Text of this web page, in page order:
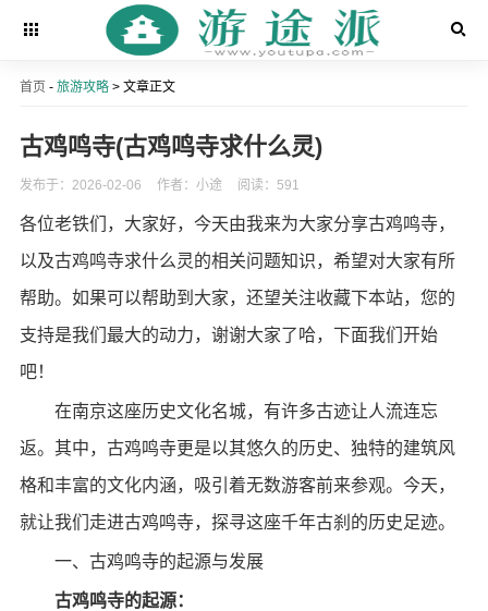
首页 - 旅游攻略> 文章正文
古鸡鸣寺(古鸡鸣寺求什么灵)
发布于：2026-02-06 作者：小途 阅读：591
各位老铁们，大家好，今天由我来为大家分享古鸡鸣寺，
以及古鸡鸣寺求什么灵的相关问题知识，希望对大家有所
帮助。如果可以帮助到大家，还望关注收藏下本站，您的
支持是我们最大的动力，谢谢大家了哈，下面我们开始
吧！
在南京这座历史文化名城，有许多古迹让人流连忘
返。其中，古鸡鸣寺更是以其悠久的历史、独特的建筑风
格和丰富的文化内涵，吸引着无数游客前来参观。今天，
就让我们走进古鸡鸣寺，探寻这座千年古刹的历史足迹。
一、古鸡鸣寺的起源与发展
古鸡鸣寺的起源：